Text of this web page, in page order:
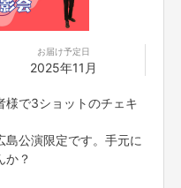
お届け予定日
2025年11月
様で3ショットのチェキ
公演限定です。手元に
か？